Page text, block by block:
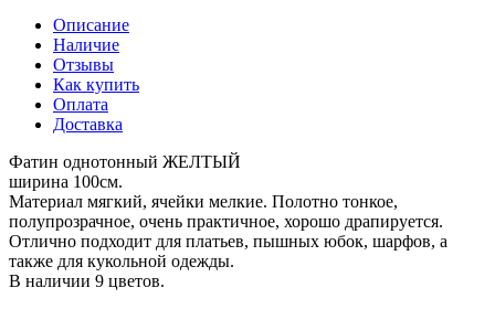
Описание
Наличие
Отзывы
Как купить
Оплата
Доставка
Фатин однотонный ЖЕЛТЫЙ
ширина 100см.
Материал мягкий, ячейки мелкие. Полотно тонкое,
полупрозрачное, очень практичное, хорошо драпируется.
Отлично подходит для платьев, пышных юбок, шарфов, а
также для кукольной одежды.
В наличии 9 цветов.